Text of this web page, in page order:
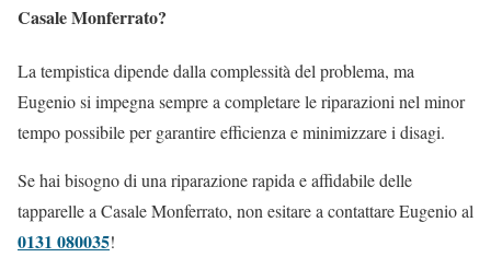
Casale Monferrato?
La tempistica dipende dalla complessità del problema, ma
Eugenio si impegna sempre a completare le riparazioni nel minor
tempo possibile per garantire efficienza e minimizzare i disagi.
Se hai bisogno di una riparazione rapida e affidabile delle
tapparelle a Casale Monferrato, non esitare a contattare Eugenio al
0131 080035!